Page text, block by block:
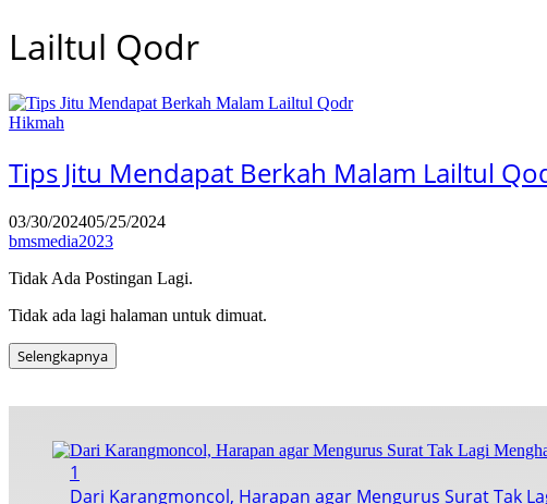
Lailtul Qodr
Hikmah
Tips Jitu Mendapat Berkah Malam Lailtul
03/30/202405/25/2024
bmsmedia2023
Tidak Ada Postingan Lagi.
Tidak ada lagi halaman untuk dimuat.
Selengkapnya
1
Dari Karangmoncol, Harapan agar Mengurus Surat Tak